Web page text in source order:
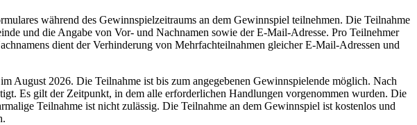
während des Gewinnspielzeitraums an dem Gewinnspiel teilnehmen. Die Teilnahme
und die Angabe von Vor- und Nachnamen sowie der E-Mail-Adresse. Pro Teilnehmer
dient der Verhinderung von Mehrfachteilnahmen gleicher E-Mail-Adressen und
August 2026. Die Teilnahme ist bis zum angegebenen Gewinnspielende möglich. Nach
Es gilt der Zeitpunkt, in dem alle erforderlichen Handlungen vorgenommen wurden. Die
Teilnahme ist nicht zulässig. Die Teilnahme an dem Gewinnspiel ist kostenlos und